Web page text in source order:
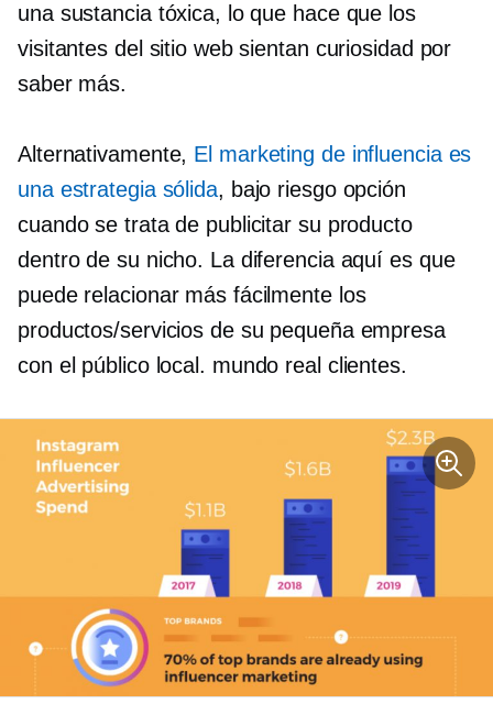
una sustancia tóxica, lo que hace que los
visitantes del sitio web sientan curiosidad por
saber más.
Alternativamente, El marketing de influencia es
una estrategia sólida, bajo riesgoopción
cuando se trata de publicitar su producto
dentro de su nicho. La diferencia aquí es que
puede relacionar más fácilmente los
productos/servicios de su pequeña empresa
con el público local. mundo real clientes.